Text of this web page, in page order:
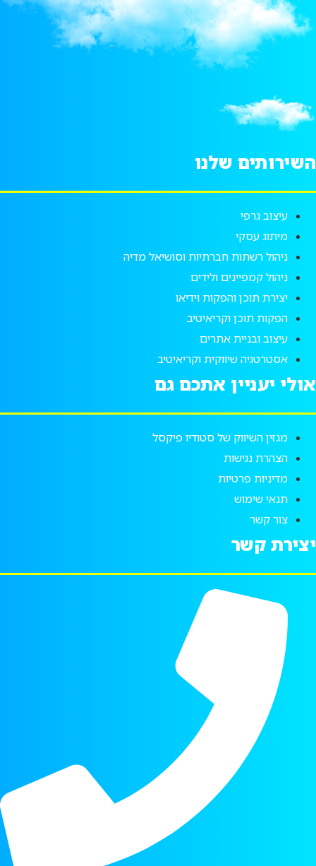
השירותים שלנו
עיצוב גרפי
מיתוג עסקי
ניהול רשתות חברתיות וסושיאל מדיה
ניהול קמפיינים ולידים
יצירת תוכן והפקות וידיאו
הפקות תוכן וקריאיטיב
עיצוב ובניית אתרים
אסטרטגיה שיווקית וקריאיטיב
אולי יעניין אתכם גם
מגזין השיווק של סטודיו פיקסל
הצהרת נגישות
מדיניות פרטיות
תנאי שימוש
צור קשר
יצירת קשר